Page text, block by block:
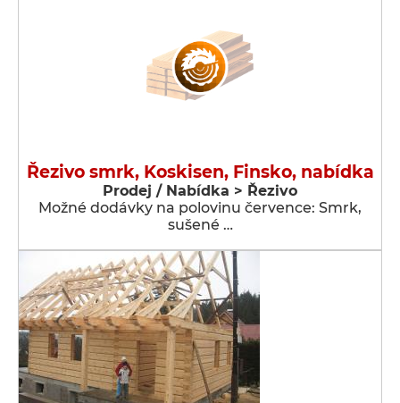
Řezivo smrk, Koskisen, Finsko, nabídka
Prodej / Nabídka > Řezivo
Možné dodávky na polovinu července: Smrk,
sušené …